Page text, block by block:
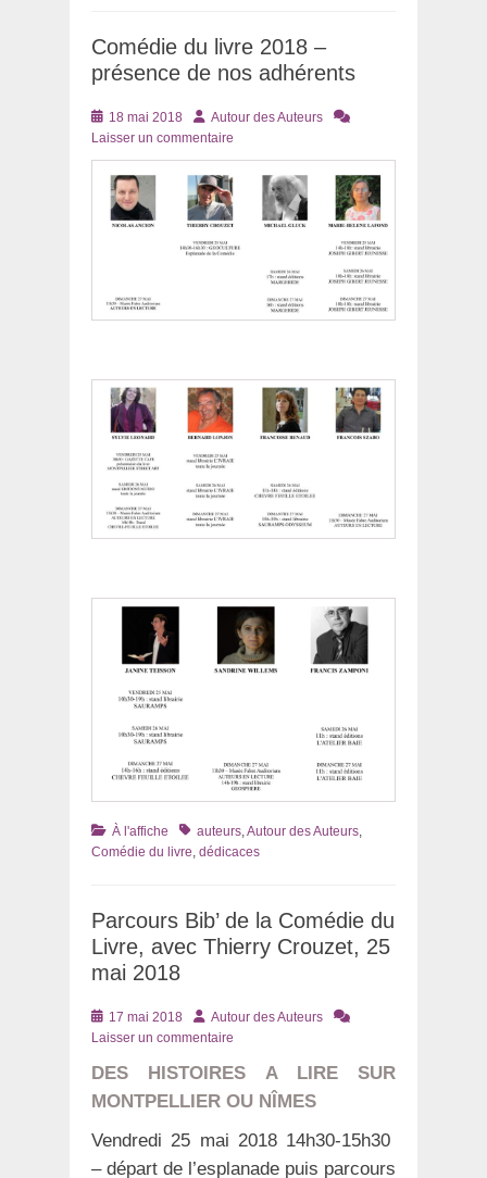
Comédie du livre 2018 –
présence de nos adhérents
Posté
le
18 mai 2018 AuteurAutour des Auteurs
Laisser un commentaire
Catégories
À l'affiche Tagsauteurs Autour des Auteurs
Comédie du livre dédicaces
Parcours Bib’ de la Comédie du
Livre, avec Thierry Crouzet, 25
mai 2018
Posté
le
17 mai 2018 AuteurAutour des Auteurs
Laisser un commentaire
DES HISTOIRES A LIRE SUR
MONTPELLIER OU NÎMES
Vendredi 25 mai 2018 14h30-15h30
– départ de l’esplanade puis parcours